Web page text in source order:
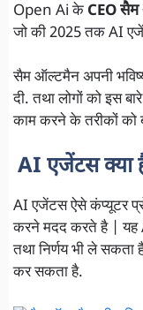
Open Ai के CEO
जो की 2025 तक AI
सैम ऑल्टमैन अपनी
दी. तथा लोगों को इस
काम करने के तरीकों को
AI एजेंटस क्या
AI एजेंटस ऐसे कंप्यूटर
करने मदद करते है | यह
तथा निर्णय भी ले
कर सकता है.